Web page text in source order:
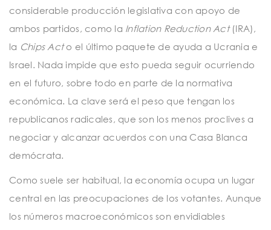
considerable producción legislativa con apoyo de
ambos partidos, como la Inflation Reduction Act(IRA),
la Chips Acto el último paquete de ayuda a Ucrania e
Israel. Nada impide que esto pueda seguir ocurriendo
en el futuro, sobre todo en parte de la normativa
económica. La clave será el peso que tengan los
republicanos radicales, que son los menos proclives a
negociar y alcanzar acuerdos con una Casa Blanca
demócrata.
Como suele ser habitual, la economía ocupa un lugar
central en las preocupaciones de los votantes. Aunque
los números macroeconómicos son envidiables